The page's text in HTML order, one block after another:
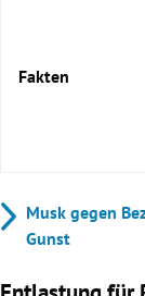
Fakten
Musk gegen
Gunst